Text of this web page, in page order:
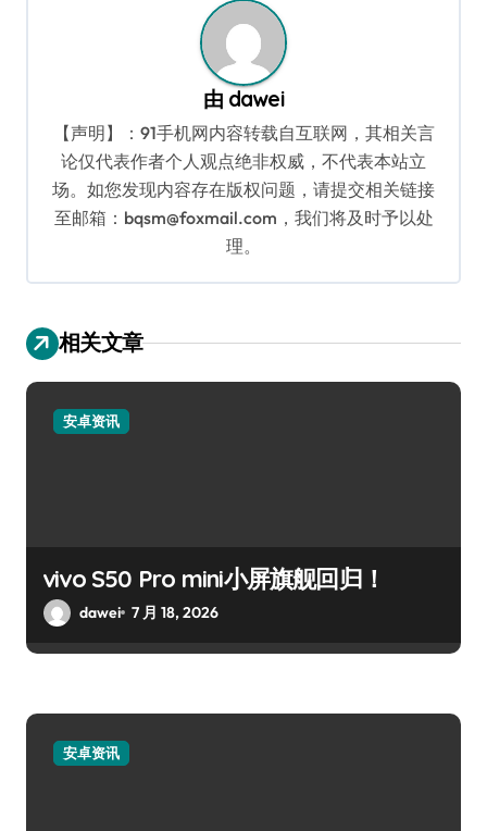
由 dawei
【声明】：91手机网内容转载自互联网，其相关言
论仅代表作者个人观点绝非权威，不代表本站立
场。如您发现内容存在版权问题，请提交相关链接
至邮箱：bqsm@foxmail.com，我们将及时予以处
理。
相关文章
安卓资讯
vivo S50 Pro mini小屏旗舰回归！
dawei 7 月 18, 2026
安卓资讯